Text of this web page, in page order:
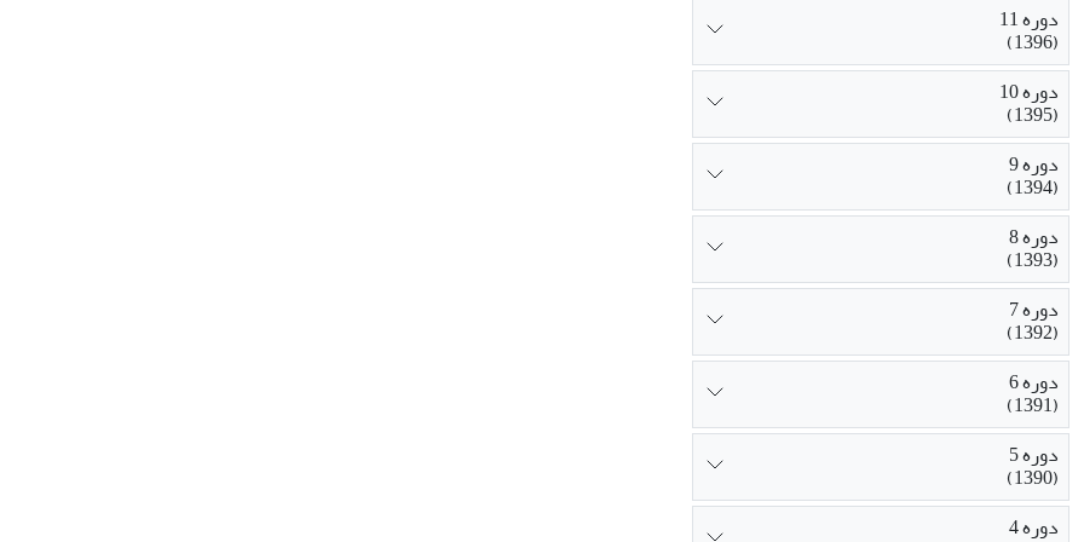
دوره 11
(1396)
دوره 10
(1395)
دوره 9
(1394)
دوره 8
(1393)
دوره 7
(1392)
دوره 6
(1391)
دوره 5
(1390)
دوره 4